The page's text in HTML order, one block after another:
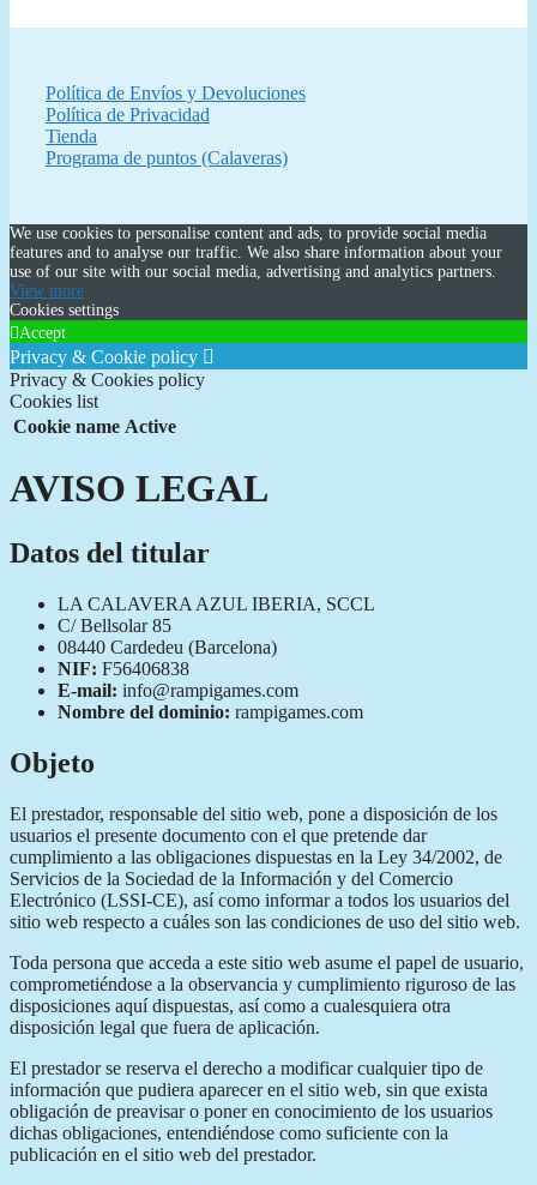
Política de Envíos y Devoluciones
Política de Privacidad
Tienda
Programa de puntos (Calaveras)
We use cookies to personalise content and ads, to provide social media
features and to analyse our traffic. We also share information about your
use of our site with our social media, advertising and analytics partners.
View more
Cookies settings
Accept
Privacy & Cookie policy
Privacy & Cookies policy
Cookies list
Cookie name Active
AVISO LEGAL
Datos del titular
LA CALAVERA AZUL IBERIA, SCCL
C/ Bellsolar 85
08440 Cardedeu (Barcelona)
NIF: F56406838
E-mail: info@rampigames.com
Nombre del dominio: rampigames.com
Objeto
El prestador, responsable del sitio web, pone a disposición de los
usuarios el presente documento con el que pretende dar
cumplimiento a las obligaciones dispuestas en la Ley 34/2002, de
Servicios de la Sociedad de la Información y del Comercio
Electrónico (LSSI-CE), así como informar a todos los usuarios del
sitio web respecto a cuáles son las condiciones de uso del sitio web.
Toda persona que acceda a este sitio web asume el papel de usuario,
comprometiéndose a la observancia y cumplimiento riguroso de las
disposiciones aquí dispuestas, así como a cualesquiera otra
disposición legal que fuera de aplicación.
El prestador se reserva el derecho a modificar cualquier tipo de
información que pudiera aparecer en el sitio web, sin que exista
obligación de preavisar o poner en conocimiento de los usuarios
dichas obligaciones, entendiéndose como suficiente con la
publicación en el sitio web del prestador.